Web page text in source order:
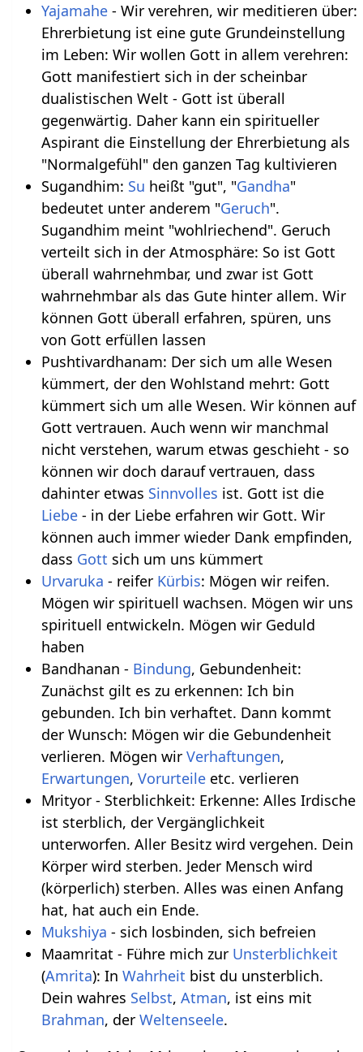
Yajamahe- Wir verehren, wir meditieren über:
Ehrerbietung ist eine gute Grundeinstellung
im Leben: Wir wollen Gott in allem verehren:
Gott manifestiert sich in der scheinbar
dualistischen Welt - Gott ist überall
gegenwärtig. Daher kann ein spiritueller
Aspirant die Einstellung der Ehrerbietung als
"Normalgefühl" den ganzen Tag kultivieren
Sugandhim: Su heißt "gut", "Gandha"
bedeutet unter anderem "Geruch".
Sugandhim meint "wohlriechend". Geruch
verteilt sich in der Atmosphäre: So ist Gott
überall wahrnehmbar, und zwar ist Gott
wahrnehmbar als das Gute hinter allem. Wir
können Gott überall erfahren, spüren, uns
von Gott erfüllen lassen
Pushtivardhanam: Der sich um alle Wesen
kümmert, der den Wohlstand mehrt: Gott
kümmert sich um alle Wesen. Wir können auf
Gott vertrauen. Auch wenn wir manchmal
nicht verstehen, warum etwas geschieht - so
können wir doch darauf vertrauen, dass
dahinter etwas Sinnvolles ist. Gott ist die
Liebe- in der Liebe erfahren wir Gott. Wir
können auch immer wieder Dank empfinden,
dass Gott sich um uns kümmert
Urvaruka - reifer Kürbis: Mögen wir reifen.
Mögen wir spirituell wachsen. Mögen wir uns
spirituell entwickeln. Mögen wir Geduld
haben
Bandhanan - Bindung, Gebundenheit:
Zunächst gilt es zu erkennen: Ich bin
gebunden. Ich bin verhaftet. Dann kommt
der Wunsch: Mögen wir die Gebundenheit
verlieren. Mögen wir Verhaftungen,
Erwartungen, Vorurteileetc. verlieren
Mrityor - Sterblichkeit: Erkenne: Alles Irdische
ist sterblich, der Vergänglichkeit
unterworfen. Aller Besitz wird vergehen. Dein
Körper wird sterben. Jeder Mensch wird
(körperlich) sterben. Alles was einen Anfang
hat, hat auch ein Ende.
Mukshiya - sich losbinden, sich befreien
Maamritat - Führe mich zur Unsterblichkeit
(Amrita): In Wahrheit bist du unsterblich.
Dein wahres Selbst, Atman, ist eins mit
Brahman, der Weltenseele.